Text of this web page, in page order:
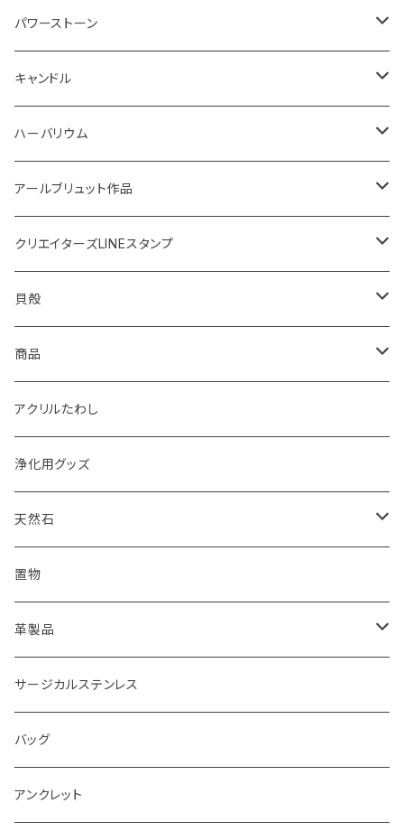
鍋敷き
ボタニカルトレイ
イニシャル
20220614 満月塩
体験教室
ネックレス
フォトフレーム
SONOMONO
ピアス
SONOMONO
パワーストーン
女性用(16cm)
男性用(18cm)
キャンドル
海のスケルトン
ボタニカルキャンドル
貝キャンドル
天然石キャンドル
体験教室
ハーバリウム
高さ12cm
高さ10cm
体験教室
アールブリュット作品
Masatsugu
2022
yumemiru strawberry
HIROMU
稲子
クリエイターズLINEスタンプ
Satomi
yumemiru strawberry
Masatsugu
貝殻
ピアス
商品
紅茶
アクリルたわし
浄化用グッズ
天然石
オイル
ピアス
置物
革製品
ピアス
キーホルダー
サージカルステンレス
バッグ
アンクレット